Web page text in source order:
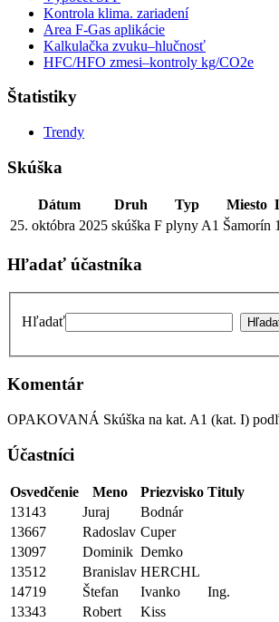
Kontrola klima. zariadení
Area F-Gas aplikácie
Kalkulačka zvuku–hlučnosť
HFC/HFO zmesi–kontroly kg/CO2e
Štatistiky
Trendy
Skúška
Dátum Druh Typ Miesto
25. októbra 2025 skúška F plyny A1 Šamorín
Hľadať účastníka
Hľadať
Komentár
OPAKOVANÁ Skúška na kat. A1 (kat. I)
Účastníci
Osvedčenie Meno Priezvisko Tituly
13143
Juraj
Bodnár
13667
Radoslav Cuper
13097
Dominik Demko
13512
Branislav HERCHL
14719
Štefan Ivanko
Ing.
13343
Robert Kiss